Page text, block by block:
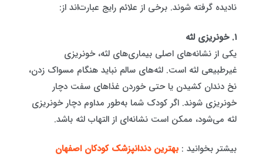
نادیده گرفته شوند. برخی از علائم رایج عبارت‌اند از:
۱. خونریزی لثه
یکی از نشانه‌های اصلی بیماری‌های لثه، خونریزی
غیرطبیعی لثه است. لثه‌های سالم نباید هنگام مسواک زدن،
نخ دندان کشیدن یا حتی خوردن غذاهای سفت دچار
خونریزی شوند. اگر کودک شما به‌طور مداوم دچار خونریزی
لثه می‌شود، ممکن است نشانه‌ای از التهاب لثه باشد.
بیشتر بخوانید : بهترین دندانپزشک کودکان اصفهان